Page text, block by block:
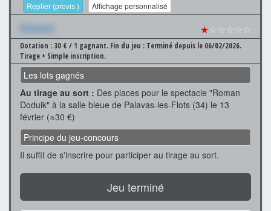
Replier (provis.) Affichage personnalisé
Xxxxxxx ★☆☆☆☆☆
Dotation : 30 € / 1 gagnant. Fin du jeu : Terminé depuis le 06/02/2026.
Tirage + Simple inscription.
Les lots gagnés
Au tirage au sort : Des places pour le spectacle "Roman
Doduik" à la salle bleue de Palavas-les-Flots (34) le 13
février (≈30 €)
Principe du jeu-concours
Il suffit de s'inscrire pour participer au tirage au sort.
Jeu terminé